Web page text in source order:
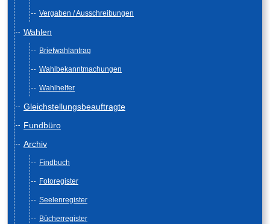
Vergaben / Ausschreibungen
Wahlen
Briefwahlantrag
Wahlbekanntmachungen
Wahlhelfer
Gleichstellungsbeauftragte
Fundbüro
Archiv
Findbuch
Fotoregister
Seelenregister
Bücherregister